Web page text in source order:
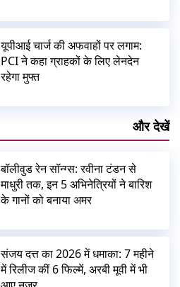
यूपीआई चार्ज की अफवाहों पर लगाम:
PCI ने कहा ग्राहकों के लिए लेनदेन
रहेगा मुफ्त
और देखें
बॉलीवुड रेन सॉन्ग्स: रवीना टंडन से
माधुरी तक, इन 5 अभिनेत्रियों ने बारिश
के गानों को बनाया अमर
संजय दत्त का 2026 में धमाका: 7 महीने
में रिलीज कीं 6 फिल्में, अरबी मूवी में भी